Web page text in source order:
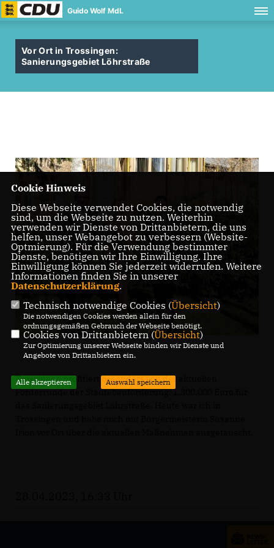
Guido Wolf MdL
Vor Ort in Trossingen:
Sanierungsgebiet Löhrstraße
Trossingen profitiert besonders von der aktuellen
Förderrunde der Städtebauförderung: 1.300.000 Euro für
Cookie Hinweis
Diese Webseite verwendet Cookies, die notwendig
sind, um die Webseite zu nutzen. Weiterhin
verwenden wir Dienste von Drittanbietern, die uns
helfen, unser Webangebot zu verbessern (Website-
Optmierung). Für die Verwendung bestimmter
Dienste, benötigen wir Ihre Einwilligung. Ihre
Einwilligung können Sie jederzeit widerrufen. Weitere
Informationen finden Sie in unserer
Datenschutzerklärung.
Technisch notwendige Cookies (Übersicht)
Die notwendigen Cookies werden allein für den
ordnungsgemäßen Gebrauch der Webseite benötigt.
Cookies von Drittanbietern (Übersicht)
Zur Optimierung unserer Webseite binden wir Dienste und
Angebote von Drittanbietern ein.
Alle akzeptieren Auswahl speichern